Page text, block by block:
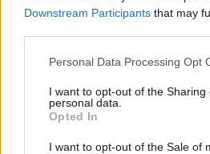
Downstream Participants that may
Personal Data Processing Opt
I want to opt-out of the Sharing
personal data.
Opted In
I want to opt-out of the Sale of
Εγγραφή στο
Αποδέχομαι τους
και την πολιτική